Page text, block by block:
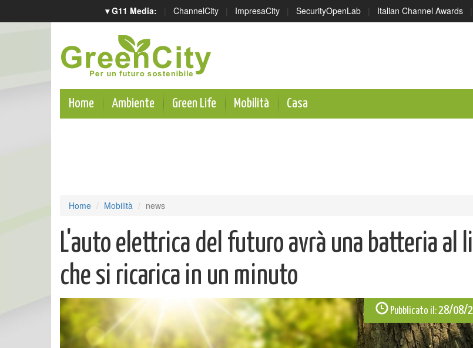
▾ G11 Media: | ChannelCity | ImpresaCity | SecurityOpenLab | Italian Channel Awards |
Home Ambiente Green Life Mobilità Casa
Home Mobilità news
L'auto elettrica del futuro avrà una batteria al
che si ricarica in un minuto
Pubblicato il:28/08/